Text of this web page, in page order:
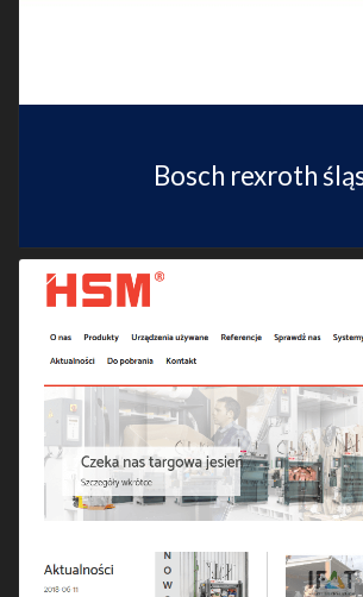
Bosch rexroth